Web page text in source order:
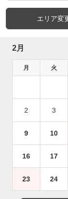
エリア変
2月
月 火
2 3
9 10
16 17
23 24